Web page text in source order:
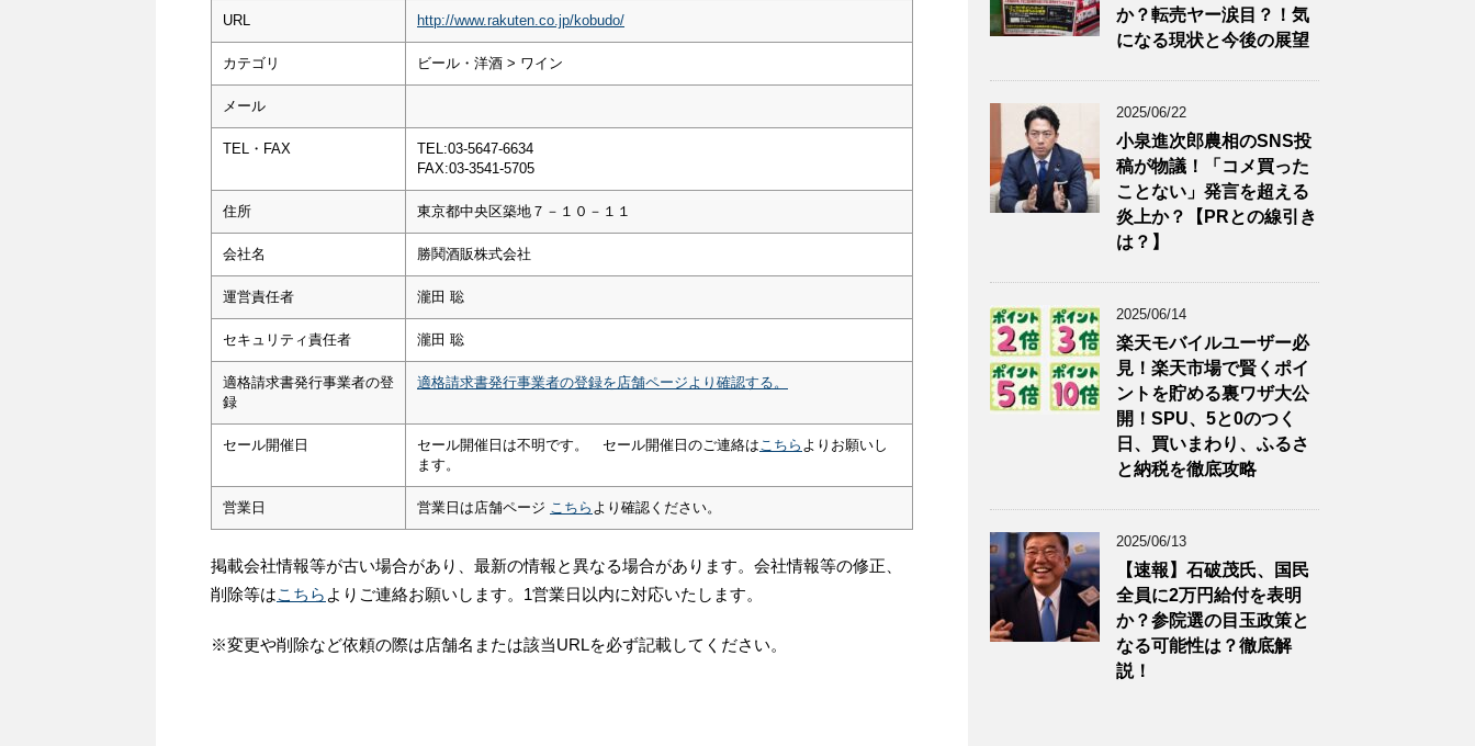
URL http://www.rakuten.co.jp/kobudo/
カテゴリ ビール・洋酒 > ワイン
メール
TEL・FAX
TEL:03-5647-6634
FAX:03-3541-5705
住所 東京都中央区築地７－１０－１１
会社名 勝鬨酒販株式会社
運営責任者 瀧田 聡
セキュリティ責任者 瀧田 聡
適格請求書発行事業者の登
録
適格請求書発行事業者の登録を店舗ページより確認する。
セール開催日 セール開催日は不明です。 セール開催日のご連絡は こちら よりお願いし
ます。
営業日 営業日は店舗ページ こちら より確認ください。
掲載会社情報等が古い場合があり、最新の情報と異なる場合があります。会社情報等の修正、
削除等はこちら よりご連絡お願いします。1営業日以内に対応いたします。
※変更や削除など依頼の際は店舗名または該当URLを必ず記載してください。
か？転売ヤー涙目？！気
になる現状と今後の展望
2025/06/22
小泉進次郎農相のSNS投
稿が物議！「コメ買った
ことない」発言を超える
炎上か？【PRとの線引き
は？】
2025/06/14
楽天モバイルユーザー必
見！楽天市場で賢くポイ
ントを貯める裏ワザ大公
開！SPU、5と0のつく
日、買いまわり、ふるさ
と納税を徹底攻略
2025/06/13
【速報】石破茂氏、国民
全員に2万円給付を表明
か？参院選の目玉政策と
なる可能性は？徹底解
説！